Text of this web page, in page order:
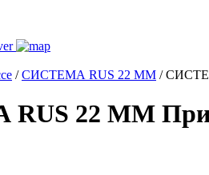
/ СИСТЕМА RUS 22 ММ /
22 ММ